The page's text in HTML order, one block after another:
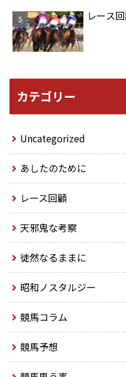
レース
カテゴリー
Uncategorized
あしたのために
レース回顧
天邪鬼な考察
徒然なるままに
昭和ノスタルジー
競馬コラム
競馬予想